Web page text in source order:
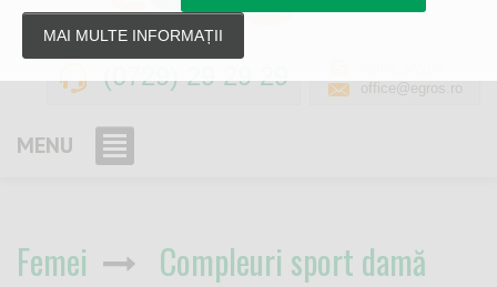
MAI MULTE INFORMAȚII
office@egros.ro
(0729) 29 29 29
MENU
Femei Compleuri sport damă